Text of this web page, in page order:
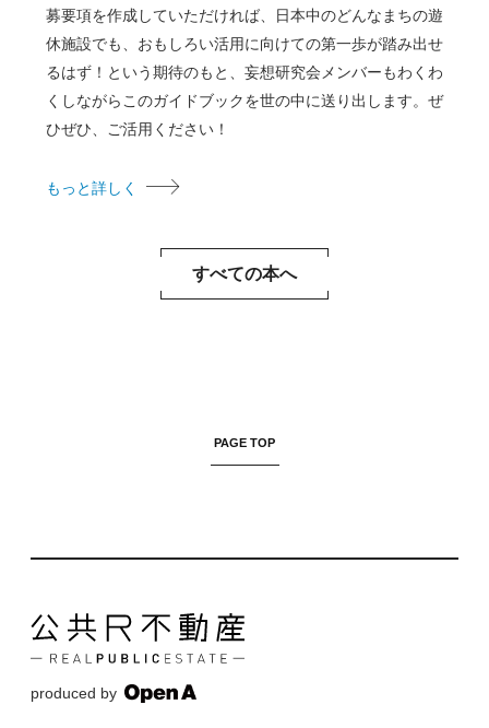
募要項を作成していただければ、日本中のどんなまちの遊
休施設でも、おもしろい活用に向けての第一歩が踏み出せ
るはず！という期待のもと、妄想研究会メンバーもわくわ
くしながらこのガイドブックを世の中に送り出します。ぜ
ひぜひ、ご活用ください！
もっと詳しく
すべての本へ
PAGE TOP
produced by